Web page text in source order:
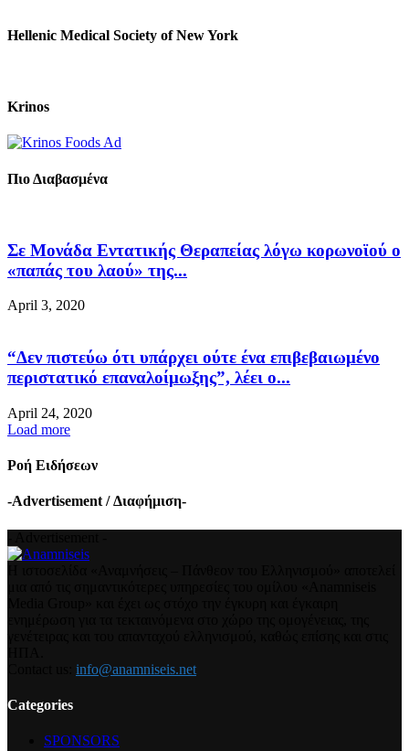
Hellenic Medical Society of New York
Krinos
Πιο Διαβασμένα
Σε Μονάδα Εντατικής Θεραπείας λόγω κορωνοϊού ο
«παπάς του λαού» της...
April 3, 2020
“Δεν πιστεύω ότι υπάρχει ούτε ένα επιβεβαιωμένο
περιστατικό επαναλοίμωξης”, λέει ο...
April 24, 2020
Load more
Ροή Ειδήσεων
-Advertisement / Διαφήμιση-
info@anamniseis.net
Categories
SPONSORS